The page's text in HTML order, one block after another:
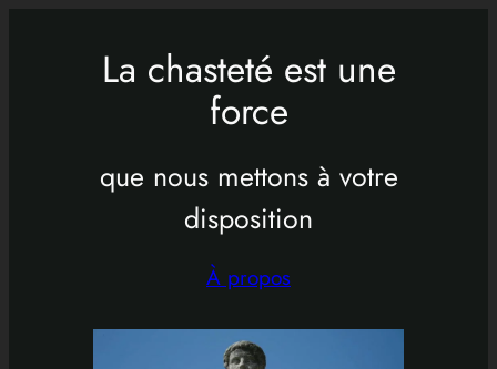
La chasteté est une
force
que nous mettons à votre
disposition
À propos